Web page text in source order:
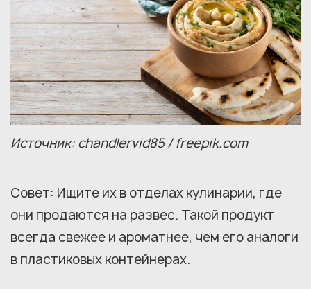
Источник: chandlervid85 / freepik.com
Совет: Ищите их в отделах кулинарии, где
они продаются на развес. Такой продукт
всегда свежее и ароматнее, чем его аналоги
в пластиковых контейнерах.